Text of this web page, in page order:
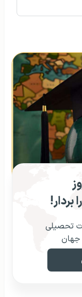
بردار!
تحصیلی
جهان